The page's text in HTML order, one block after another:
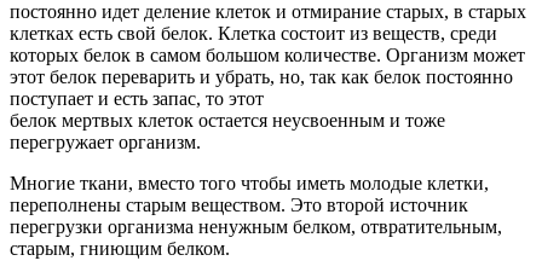
постоянно идет деление клеток и отмирание старых, в старых
клетках есть свой белок. Клетка состоит из веществ, среди
которых белок в самом большом количестве. Организм может
этот белок переварить и убрать, но, так как белок постоянно
поступает и есть запас, то этот
белок мертвых клеток остается неусвоенным и тоже
перегружает организм.
Многие ткани, вместо того чтобы иметь молодые клетки,
переполнены старым веществом. Это второй источник
перегрузки организма ненужным белком, отвратительным,
старым, гниющим белком.